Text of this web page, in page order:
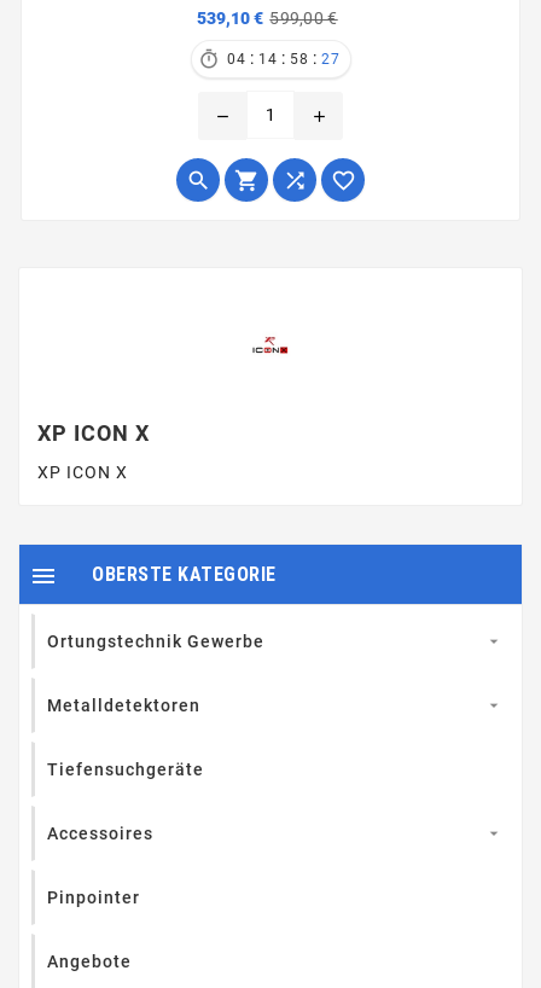
539,10 € 599,00 €
 04 : 14 : 58 : 27
remove add
   
XP ICON X
XP ICON X
OBERSTE KATEGORIE

Ortungstechnik Gewerbe 
Metalldetektoren 
Tiefensuchgeräte
Accessoires 
Pinpointer
Angebote